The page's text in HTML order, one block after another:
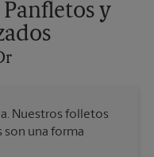
y
Nuestros folletos
son una forma